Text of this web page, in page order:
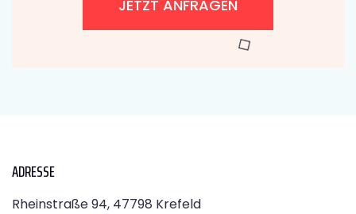
JETZT ANFRAGEN
ADRESSE
Rheinstraße 94, 47798 Krefeld